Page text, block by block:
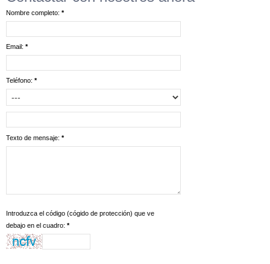
Nombre completo: *
Email: *
Teléfono: *
Texto de mensaje: *
Introduzca el código (cógido de protección) que ve
debajo en el cuadro: *